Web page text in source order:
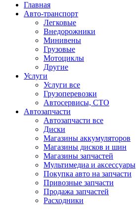
Главная
Авто-транспорт
Легковые
Внедорожники
Минивены
Грузовые
Мотоциклы
Другие
Услуги
Услуги все
Грузоперевозки
Автосервисы, СТО
Автозапчасти
Автозапчасти все
Диски
Магазины аккумуляторов
Магазины дисков и шин
Магазины запчастей
Мультимедиа и аксессуары
Покупка авто на запчасти
Привозные запчасти
Продажа запчастей
Расходники